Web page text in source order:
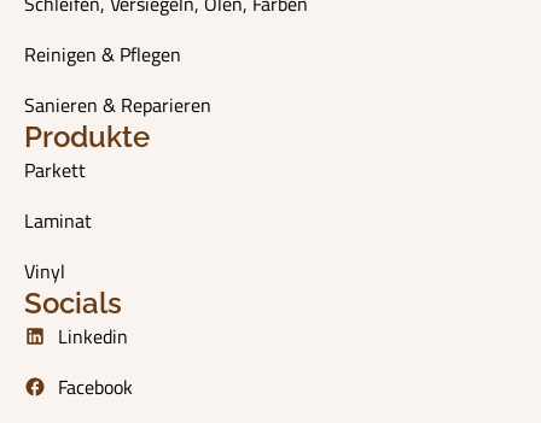
Reinigen & Pflegen
Sanieren & Reparieren
Produkte
Parkett
Laminat
Vinyl
Socials
Linkedin
Facebook